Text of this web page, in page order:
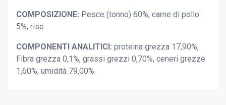
COMPOSIZIONE: Pesce (tonno) 60%, carne di pollo
5%, riso.
COMPONENTI ANALITICI: proteina grezza 17,90%,
Fibra grezza 0,1%, grassi grezzi 0,70%, ceneri grezze
1,60%, umidità 79,00%.